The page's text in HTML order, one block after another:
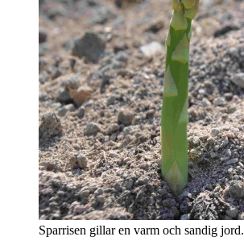
Sparrisen gillar en varm och sandig jord.